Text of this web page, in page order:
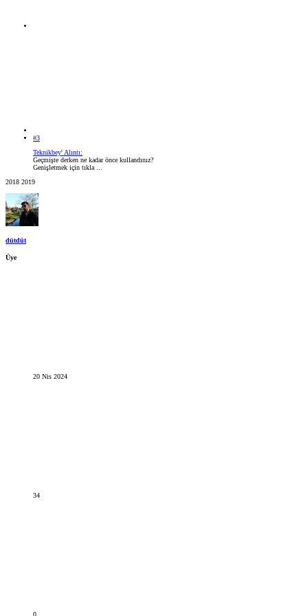
#3
Teknikbey' Alıntı:
Geçmişte derken ne kadar önce kullandınız?
Genişletmek için tıkla ...
2018 2019
dütdüt
Üye
20 Nis 2024
34
0